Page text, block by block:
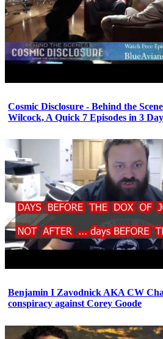
Cosmic Disclosure - Behind the
Wilcock, A Quick 7 Episodes in 3
Benjamin I Zavodnick AKA CW
conspiracy against Corey Goode